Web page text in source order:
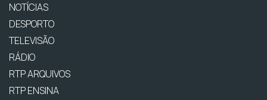
NOTÍCIAS
DESPORTO
TELEVISÃO
RÁDIO
RTP ARQUIVOS
RTP ENSINA